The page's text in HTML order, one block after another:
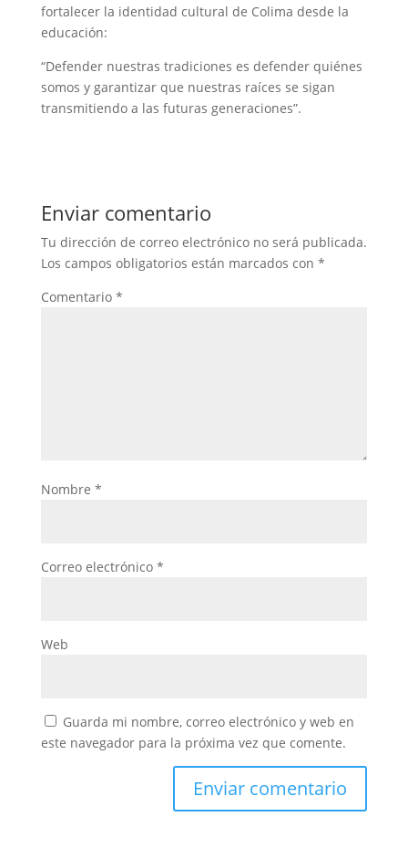
fortalecer la identidad cultural de Colima desde la
educación:
“Defender nuestras tradiciones es defender quiénes
somos y garantizar que nuestras raíces se sigan
transmitiendo a las futuras generaciones”.
Enviar comentario
Tu dirección de correo electrónico no será publicada.
Los campos obligatorios están marcados con *
Comentario *
Nombre *
Correo electrónico *
Web
Guarda mi nombre, correo electrónico y web en
este navegador para la próxima vez que comente.